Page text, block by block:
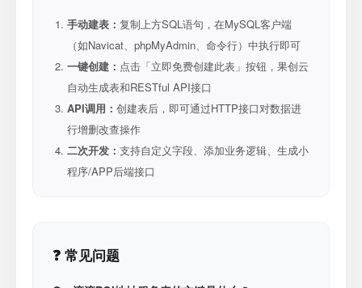
手动建表： 复制上方SQL语句，在MySQL客户端
（如Navicat、phpMyAdmin、命令行）中执行即可
一键创建： 点击「立即免费创建此表」按钮，果创云
自动生成表和RESTful API接口
API调用： 创建表后，即可通过HTTP接口对数据进
行增删改查操作
二次开发： 支持自定义字段、添加业务逻辑、生成小
程序/APP后端接口
❓ 常见问题